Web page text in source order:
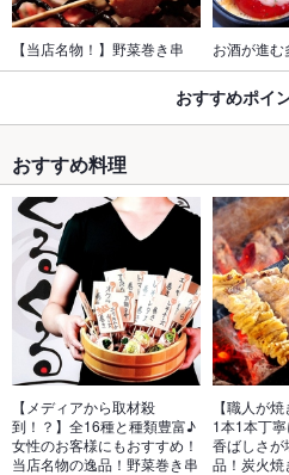
【当店名物！】野菜巻き串 お酒が進
おすすめポイ
おすすめ料理
【メディアから取材殺
到！？】全16種と種類豊富♪
女性のお客様にもおすすめ！
当店名物の逸品！野菜巻き串
【職人が
1本1本丁
香ばしさが
品！炭火焼